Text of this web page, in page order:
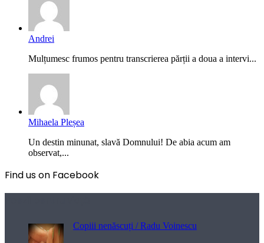
Andrei
Mulțumesc frumos pentru transcrierea părții a doua a intervi...
Mihaela Pleșea
Un destin minunat, slavă Domnului! De abia acum am
observat,...
Find us on Facebook
Copiii nenăscuți / Radu Voinescu